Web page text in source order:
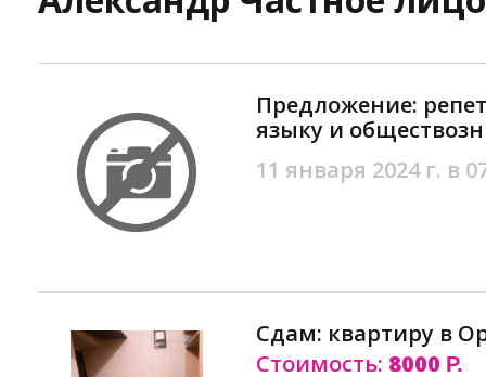
Предложение:
языку и
11 января 2024 г. в
Сдам: квартиру в
Стоимость: 8000 Р.